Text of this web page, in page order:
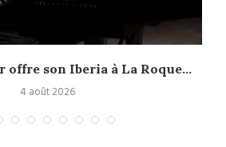
offre son Iberia à La Roque...
4 août 2026